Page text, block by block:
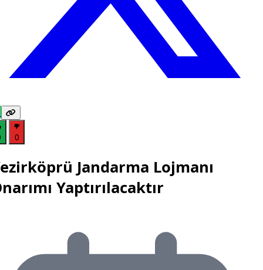
0
Jandarma Lojmanı
Yaptırılacaktır